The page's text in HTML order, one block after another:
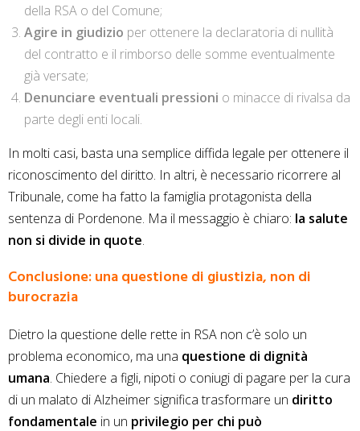
della RSA o del Comune;
Agire in giudizio per ottenere la declaratoria di nullità
del contratto e il rimborso delle somme eventualmente
già versate;
Denunciare eventuali pressioni o minacce di rivalsa da
parte degli enti locali.
In molti casi, basta una semplice diffida legale per ottenere il
riconoscimento del diritto. In altri, è necessario ricorrere al
Tribunale, come ha fatto la famiglia protagonista della
sentenza di Pordenone. Ma il messaggio è chiaro: la salute
non si divide in quote.
Conclusione: una questione di giustizia, non di
burocrazia
Dietro la questione delle rette in RSA non c’è solo un
problema economico, ma una questione di dignità
umana. Chiedere a figli, nipoti o coniugi di pagare per la cura
di un malato di Alzheimer significa trasformare un diritto
fondamentale in un privilegio per chi può